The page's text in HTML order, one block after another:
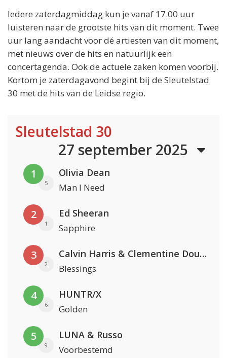
Iedere zaterdagmiddag kun je vanaf 17.00 uur
luisteren naar de grootste hits van dit moment. Twee
uur lang aandacht voor dé artiesten van dit moment,
met nieuws over de hits en natuurlijk een
concertagenda. Ook de actuele zaken komen voorbij.
Kortom je zaterdagavond begint bij de Sleutelstad
30 met de hits van de Leidse regio.
Sleutelstad 30
27 september 2025
1
5
Olivia Dean
Man I Need
2
1
Ed Sheeran
Sapphire
3
2
Calvin Harris & Clementine Douglas
Blessings
4
6
HUNTR/X
Golden
5
9
LUNA & Russo
Voorbestemd